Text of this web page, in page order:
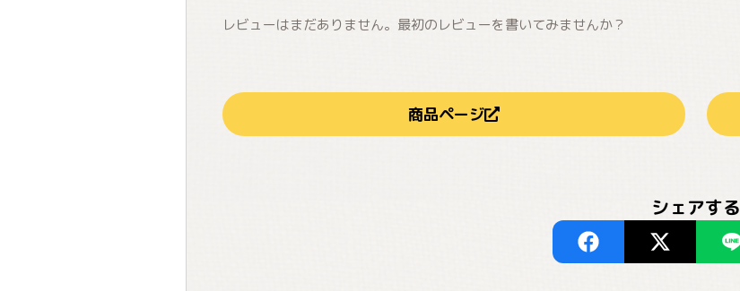
レビューはまだありません。最初のレビューを書いてみませんか？
商品ページ
シェアする